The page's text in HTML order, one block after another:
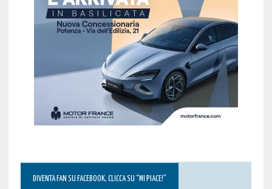
DIVENTA FAN SU FACEBOOK, CLICCA SU “MI PIACE!”